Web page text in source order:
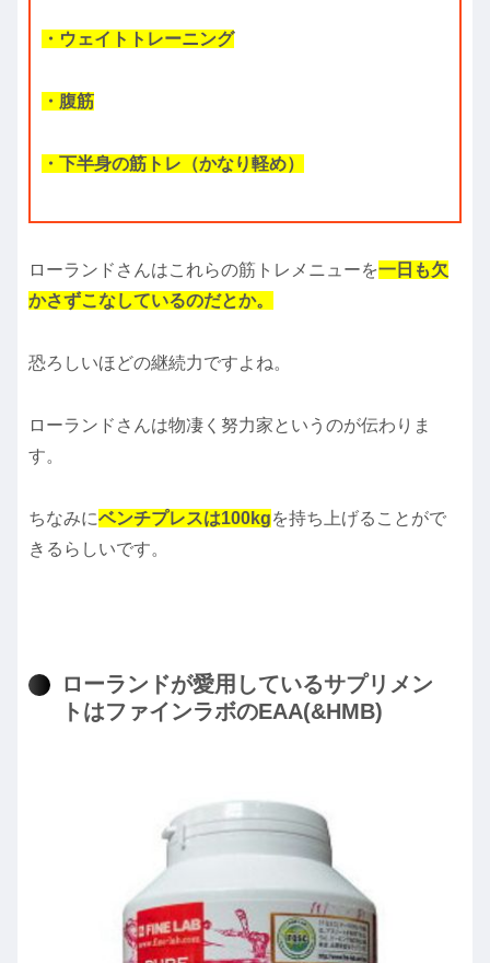
・ウェイトトレーニング
・腹筋
・下半身の筋トレ（かなり軽め）
ローランドさんはこれらの筋トレメニューを一日も欠
かさずこなしているのだとか。
恐ろしいほどの継続力ですよね。
ローランドさんは物凄く努力家というのが伝わりま
す。
ちなみにベンチプレスは100kgを持ち上げることがで
きるらしいです。
ローランドが愛用しているサプリメン
トはファインラボのEAA(&HMB)